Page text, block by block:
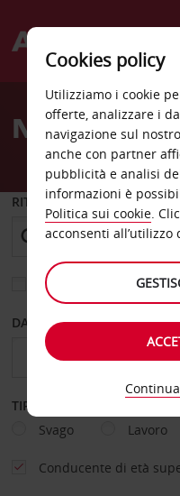
Welcome
AvisNoleggio
RITIRO DA
Scegli una località di
DAL GIORNO
TIPOLOGIA DI NOLEGGIO
Svago
Lavoro
Conducente di età
Cookies policy
Utilizziamo i cookie
offerte, analizzare i
navigazione sul
anche con partner
pubblicità e analisi
informazioni è
Politica sui cookie.
acconsenti all’utilizzo